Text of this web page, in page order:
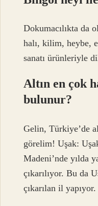
Dokumacılıkta da
halı, kilim, heybe,
sanatı ürünleriyle
Altın en çok
bulunur?
Gelin, Türkiye’de
görelim! Uşak:
Madeni’nde yılda
çıkarılıyor. Bu da
çıkarılan il yapıyor.